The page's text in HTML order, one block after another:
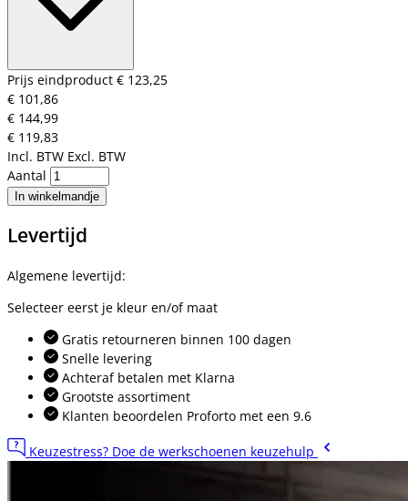
Prijs eindproduct € 123,25
€ 101,86
€ 144,99
€ 119,83
Incl. BTW Excl. BTW
Aantal
In winkelmandje
Levertijd
Algemene levertijd:
Selecteer eerst je kleur en/of maat
Gratis retourneren binnen 100 dagen
Snelle levering
Achteraf betalen met Klarna
Grootste assortiment
Klanten beoordelen Proforto met een 9.6
Keuzestress? Doe de werkschoenen keuzehulp